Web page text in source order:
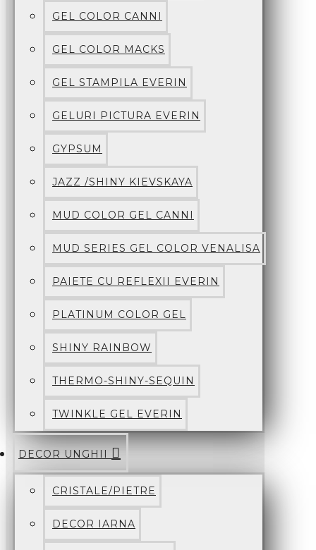
GEL COLOR CANNI
GEL COLOR MACKS
GEL STAMPILA EVERIN
GELURI PICTURA EVERIN
GYPSUM
JAZZ /SHINY KIEVSKAYA
MUD COLOR GEL CANNI
MUD SERIES GEL COLOR VENALISA
PAIETE CU REFLEXII EVERIN
PLATINUM COLOR GEL
SHINY RAINBOW
THERMO-SHINY-SEQUIN
TWINKLE GEL EVERIN
DECOR UNGHII
CRISTALE/PIETRE
DECOR IARNA